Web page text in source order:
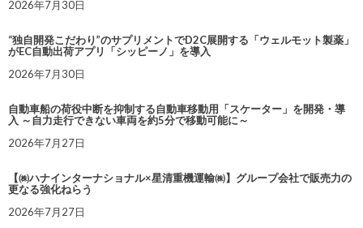
2026年7月30日
“独自開発こだわり”のサプリメントでD2C展開する「ウェルモット製薬」
がEC自動出荷アプリ「シッピーノ」を導入
2026年7月30日
自動車船の荷役中断を抑制する自動車移動用「スケーター」を開発・導
入 ～自力走行できない車両を約5分で移動可能に～
2026年7月27日
【㈱ハナインターナショナル×星清重機運輸㈱】グループ会社で販売力の
更なる強化ねらう
2026年7月27日